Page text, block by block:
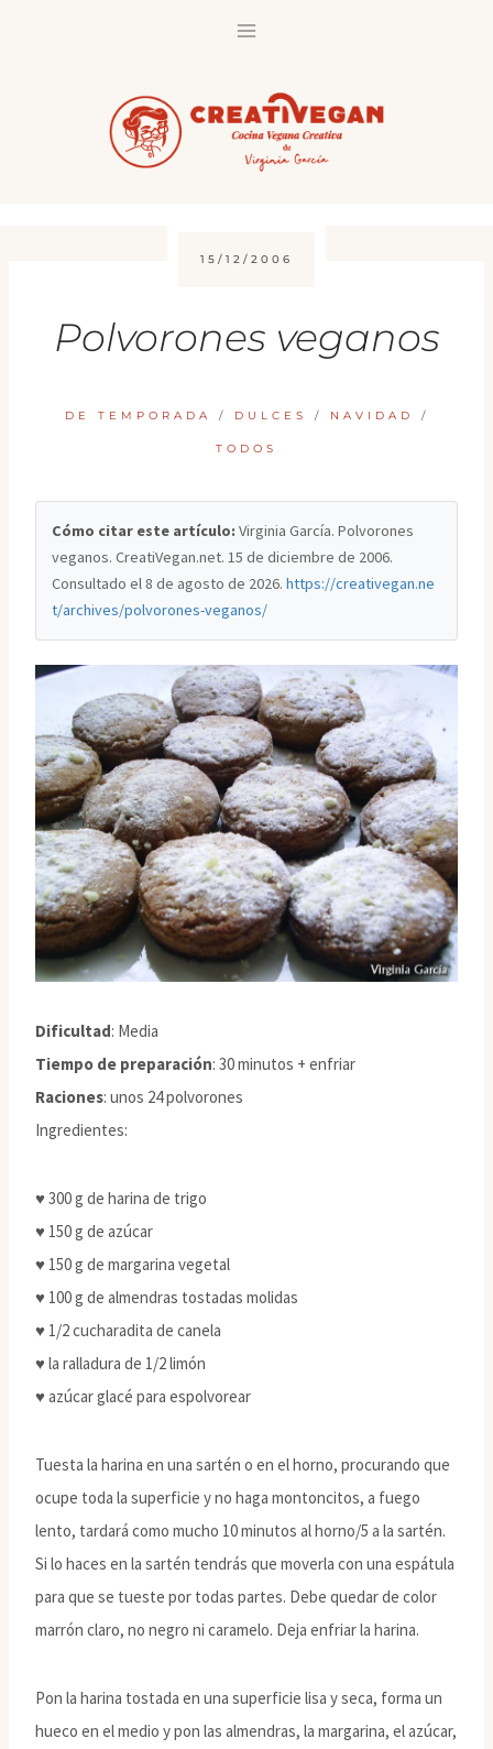
15/12/2006
Polvorones veganos
DE TEMPORADA / DULCES / NAVIDAD /
TODOS
Cómo citar este artículo: Virginia García. Polvorones
veganos. CreatiVegan.net. 15 de diciembre de 2006.
Consultado el 8 de agosto de 2026.https://creativegan.ne
t/archives/polvorones-veganos/
Dificultad: Media
Tiempo de preparación: 30 minutos + enfriar
Raciones: unos 24 polvorones
Ingredientes:
♥ 300 g de harina de trigo
♥ 150 g de azúcar
♥ 150 g de margarina vegetal
♥ 100 g de almendras tostadas molidas
♥ 1/2 cucharadita de canela
♥ la ralladura de 1/2 limón
♥ azúcar glacé para espolvorear
Tuesta la harina en una sartén o en el horno, procurando que
ocupe toda la superficie y no haga montoncitos, a fuego
lento, tardará como mucho 10 minutos al horno/5 a la sartén.
Si lo haces en la sartén tendrás que moverla con una espátula
para que se tueste por todas partes. Debe quedar de color
marrón claro, no negro ni caramelo. Deja enfriar la harina.
Pon la harina tostada en una superficie lisa y seca, forma un
hueco en el medio y pon las almendras, la margarina, el azúcar,